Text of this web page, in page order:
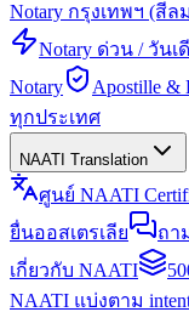
Notary กรุงเทพฯ (สีล
Notary ด่วน / วันเ
Notary
Apostille &
ทุกประเทศ
NAATI Translation
ศูนย์ NAATI
ยื่นออสเตรเลีย
ถา
เกี่ยวกับ NAATI
NAATI แบ่งตาม